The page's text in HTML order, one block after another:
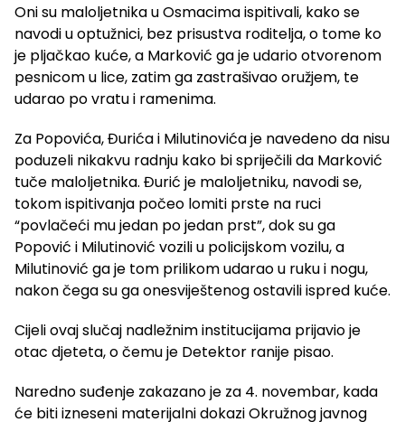
Oni su maloljetnika u Osmacima ispitivali, kako se
navodi u optužnici, bez prisustva roditelja, o tome ko
je pljačkao kuće, a Marković ga je udario otvorenom
pesnicom u lice, zatim ga zastrašivao oružjem, te
udarao po vratu i ramenima.
Za Popovića, Đurića i Milutinovića je navedeno da nisu
poduzeli nikakvu radnju kako bi spriječili da Marković
tuče maloljetnika. Đurić je maloljetniku, navodi se,
tokom ispitivanja počeo lomiti prste na ruci
“povlačeći mu jedan po jedan prst”, dok su ga
Popović i Milutinović vozili u policijskom vozilu, a
Milutinović ga je tom prilikom udarao u ruku i nogu,
nakon čega su ga onesviještenog ostavili ispred kuće.
Cijeli ovaj slučaj nadležnim institucijama prijavio je
otac djeteta, o čemu je Detektor ranije pisao.
Naredno suđenje zakazano je za 4. novembar, kada
će biti izneseni materijalni dokazi Okružnog javnog